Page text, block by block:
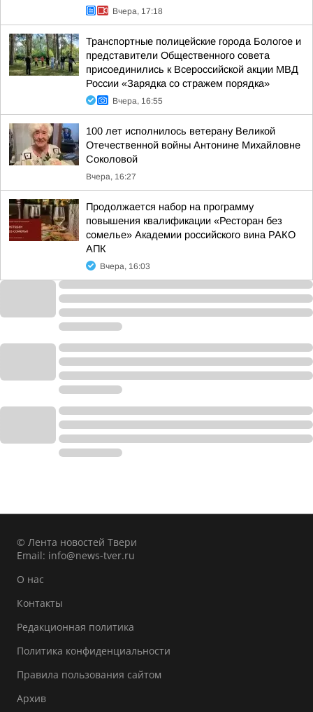
Вчера, 17:18
Транспортные полицейские города Бологое и
представители Общественного совета
присоединились к Всероссийской акции МВД
России «Зарядка со стражем порядка»
Вчера, 16:55
100 лет исполнилось ветерану Великой
Отечественной войны Антонине Михайловне
Соколовой
Вчера, 16:27
Продолжается набор на программу
повышения квалификации «Ресторан без
сомелье» Академии российского вина РАКО
АПК
Вчера, 16:03
© Лента новостей Твери
Email: info@news-tver.ru
О нас
Контакты
Редакционная политика
Политика конфиденциальности
Правила пользования сайтом
Архив